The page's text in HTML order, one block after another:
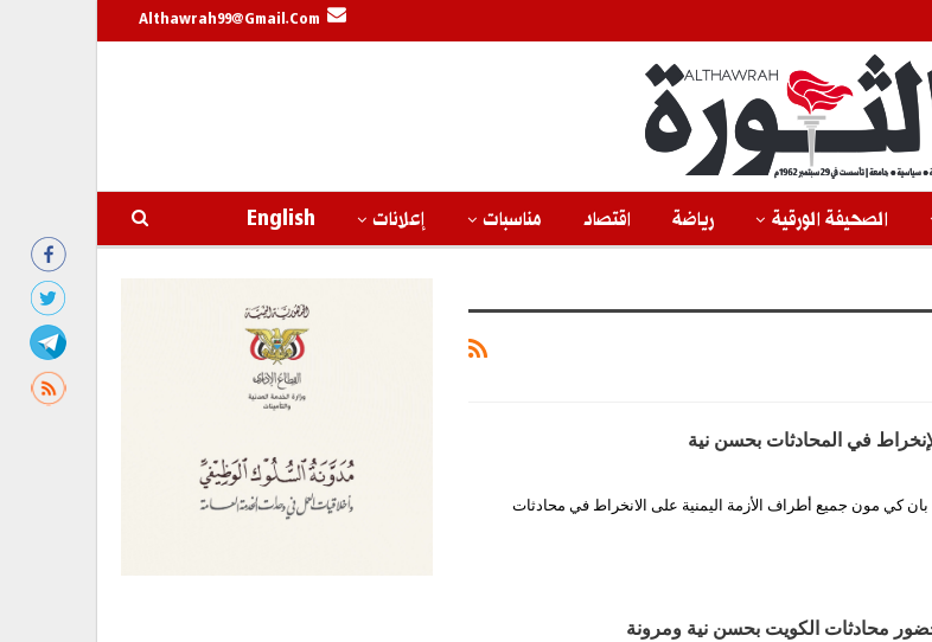
Althawrah99@gmail.com
الصحيفة الورقية رياضة اقتصاد مناسبات إعلانات English
في المحادثات بحسن نية
بان كي مون جميع أطراف الأزمة اليمنية على الانخراط في محادثات
محادثات الكويت بحسن نية ومرونة